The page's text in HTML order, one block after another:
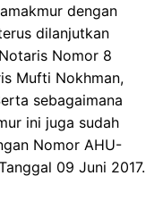
dengan
dilanjutkan
Nomor 8
Mufti Nokhman,
sebagaimana
ini juga sudah
Nomor AHU-
09 Juni 2017.